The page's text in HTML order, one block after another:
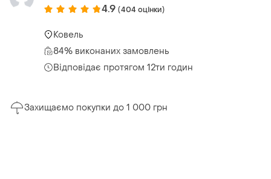
4.9 (404 оцінки)
Ковель
84% виконаних замовлень
Відповідає протягом 12ти годин
Захищаємо покупки до 1 000 грн